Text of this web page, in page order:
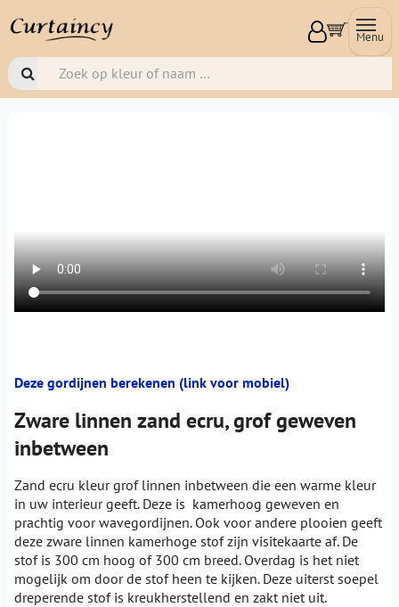
Menu
Deze gordijnen berekenen (link voor mobiel)
Zware linnen zand ecru, grof geweven
inbetween
Zand ecru kleur grof linnen inbetween die een warme kleur
in uw interieur geeft. Deze is kamerhoog geweven en
prachtig voor wavegordijnen. Ook voor andere plooien geeft
deze zware linnen kamerhoge stof zijn visitekaarte af. De
stof is 300 cm hoog of 300 cm breed. Overdag is het niet
mogelijk om door de stof heen te kijken. Deze uiterst soepel
dreperende stof is kreukherstellend en zakt niet uit.